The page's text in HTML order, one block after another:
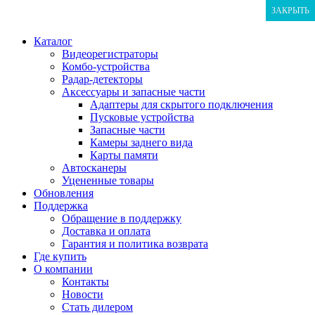
Каталог
Видеорегистраторы
Комбо-устройства
Радар-детекторы
Аксессуары и запасные части
Адаптеры для скрытого подключения
Пусковые устройства
Запасные части
Камеры заднего вида
Карты памяти
Автосканеры
Уцененные товары
Обновления
Поддержка
Обращение в поддержку
Доставка и оплата
Гарантия и политика возврата
Где купить
О компании
Контакты
Новости
Стать дилером
ЗАКРЫТЬ
ЗАКРЫТЬ
ЗАКРЫТЬ